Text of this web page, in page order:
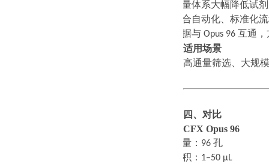
微量体系大幅降低试
适合自动化、标准化
数据与 Opus 96 互通
适用场景
高通量筛选、大规
四、对比
CFX Opus 96
通量： 96 孔
体积： 1–50 μL